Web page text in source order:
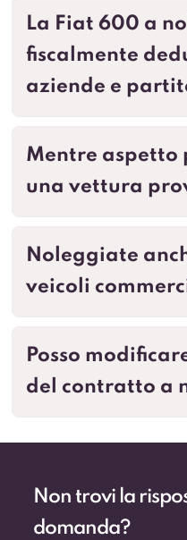
La Fiat 600 a
fiscalmente
aziende e
Mentre aspetto
una vettura
Noleggiate
veicoli
Posso
del contratto a
Non trovi la
domanda?